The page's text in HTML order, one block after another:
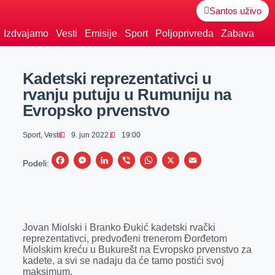
Santos uživo
Izdvajamo Vesti Emisije Sport Poljoprivreda Zabava
Kadetski reprezentativci u
rvanju putuju u Rumuniju na
Evropsko prvenstvo
Sport, Vesti 9. jun 2022. 19:00
Podeli:
F
b
o
o
M
e
n
g
L
e
d
I
V
r
W
s
A
p
X
E
l
Jovan Miolski i Branko Đukić kadetski rvački
reprezentativci, predvođeni trenerom Đorđetom
Miolskim kreću u Bukurešt na Evropsko prvenstvo za
kadete, a svi se nadaju da će tamo postići svoj
maksimum.